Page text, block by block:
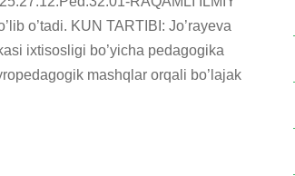
o’tadi. KUN TARTIBI: Jo’rayeva
ixtisosligi bo’yicha pedagogika
mashqlar orqali bo’lajak